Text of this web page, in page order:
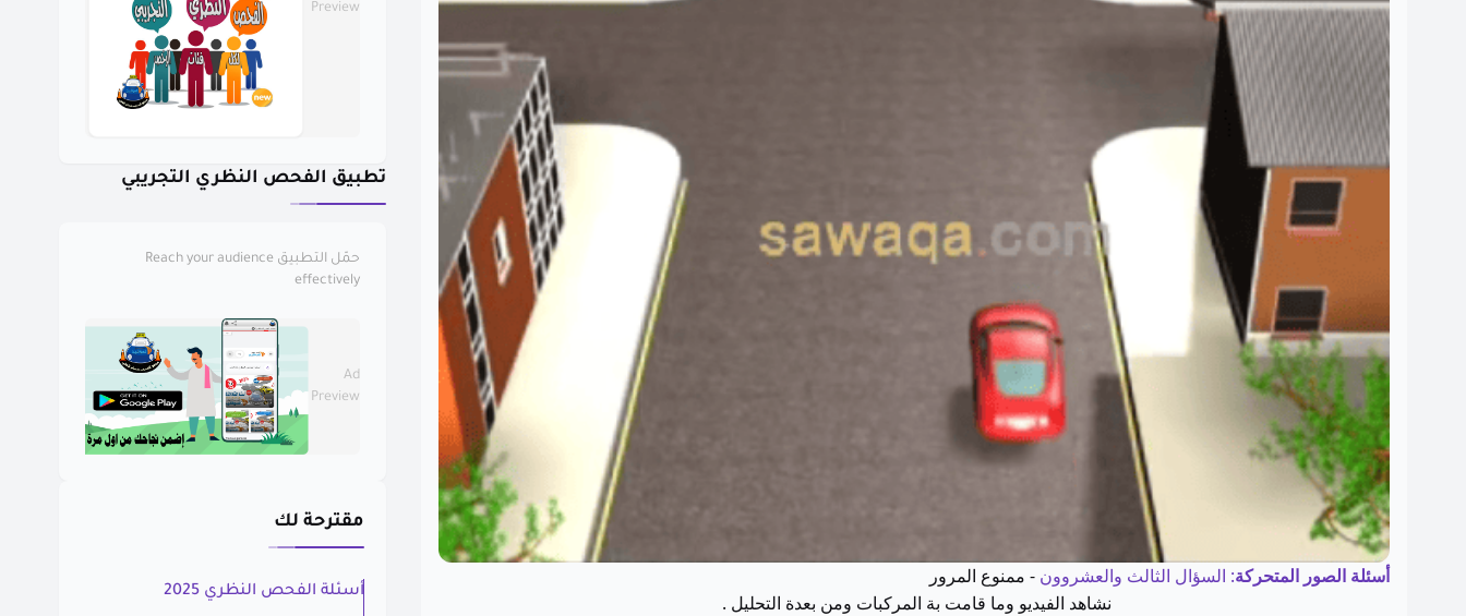
أسئلة الصور المتحركة: السؤال الثالث والعشروون - ممنوع المرور
نشاهد الفيديو وما قامت بة المركبات ومن بعدة التحليل .
Preview
تطبيق الفحص النظري التجريبي
حمّل التطبيق Reach your audience
effectively
Ad
Preview
مقترحة لك
أسئلة الفحص النظري 2025